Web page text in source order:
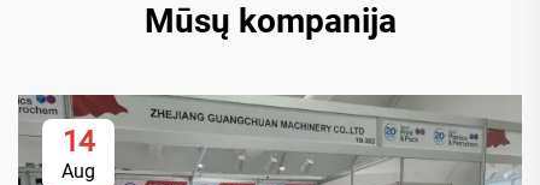
Mūsų kompanija
14
Aug